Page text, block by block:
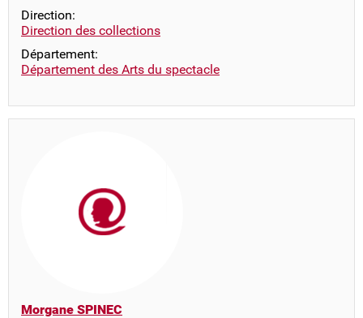
Direction:
Direction des collections
Département:
Département des Arts du spectacle
Morgane SPINEC